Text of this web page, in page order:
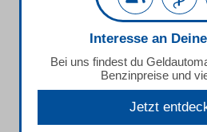
Interesse an
Bei uns findest du
Benzinpreise und
Jetzt